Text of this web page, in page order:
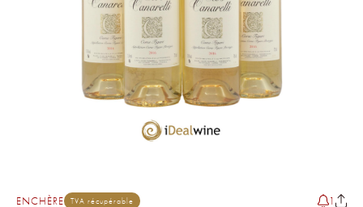
ENCHÈRE TVA récupérable 1